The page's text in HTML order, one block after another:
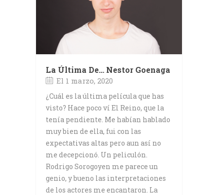
La Última De… Nestor Goenaga
El 1 marzo, 2020
¿Cuál es la última película que has
visto? Hace poco ví El Reino, que la
tenía pendiente. Me habían hablado
muy bien de ella, fui con las
expectativas altas pero aun así no
me decepcionó. Un peliculón.
Rodrigo Sorogoyen me parece un
genio, y bueno las interpretaciones
de los actores me encantaron. La